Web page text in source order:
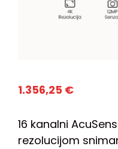
1.356,25 €
16 kanalni
rezolucijom